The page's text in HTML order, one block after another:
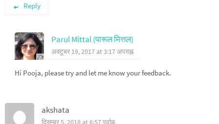
Reply
Parul Mittal (पारूल मित्तल)
अक्टूबर 19, 2017 at 3:17 अपराह्न
Hi Pooja, please try and let me know your feedback.
akshata
दिसम्बर 5, 2018 at 6:57 पूर्वाह्न